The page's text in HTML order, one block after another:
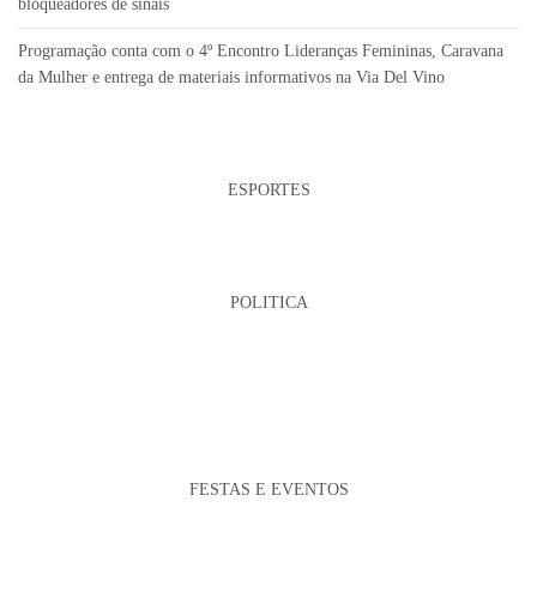
bloqueadores de sinais
Programação conta com o 4º Encontro Lideranças Femininas, Caravana
da Mulher e entrega de materiais informativos na Via Del Vino
ESPORTES
POLITICA
FESTAS E EVENTOS